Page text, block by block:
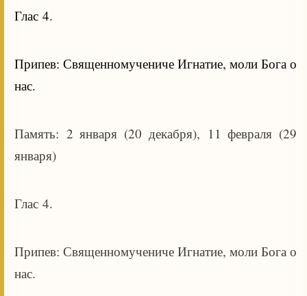
Глас 4.
Припев: Священномучениче Игнатие, моли Бога о
нас.
Память: 2 января (20 декабря), 11 февраля (29
января)
Глас 4.
Припев: Священномучениче Игнатие, моли Бога о
нас.